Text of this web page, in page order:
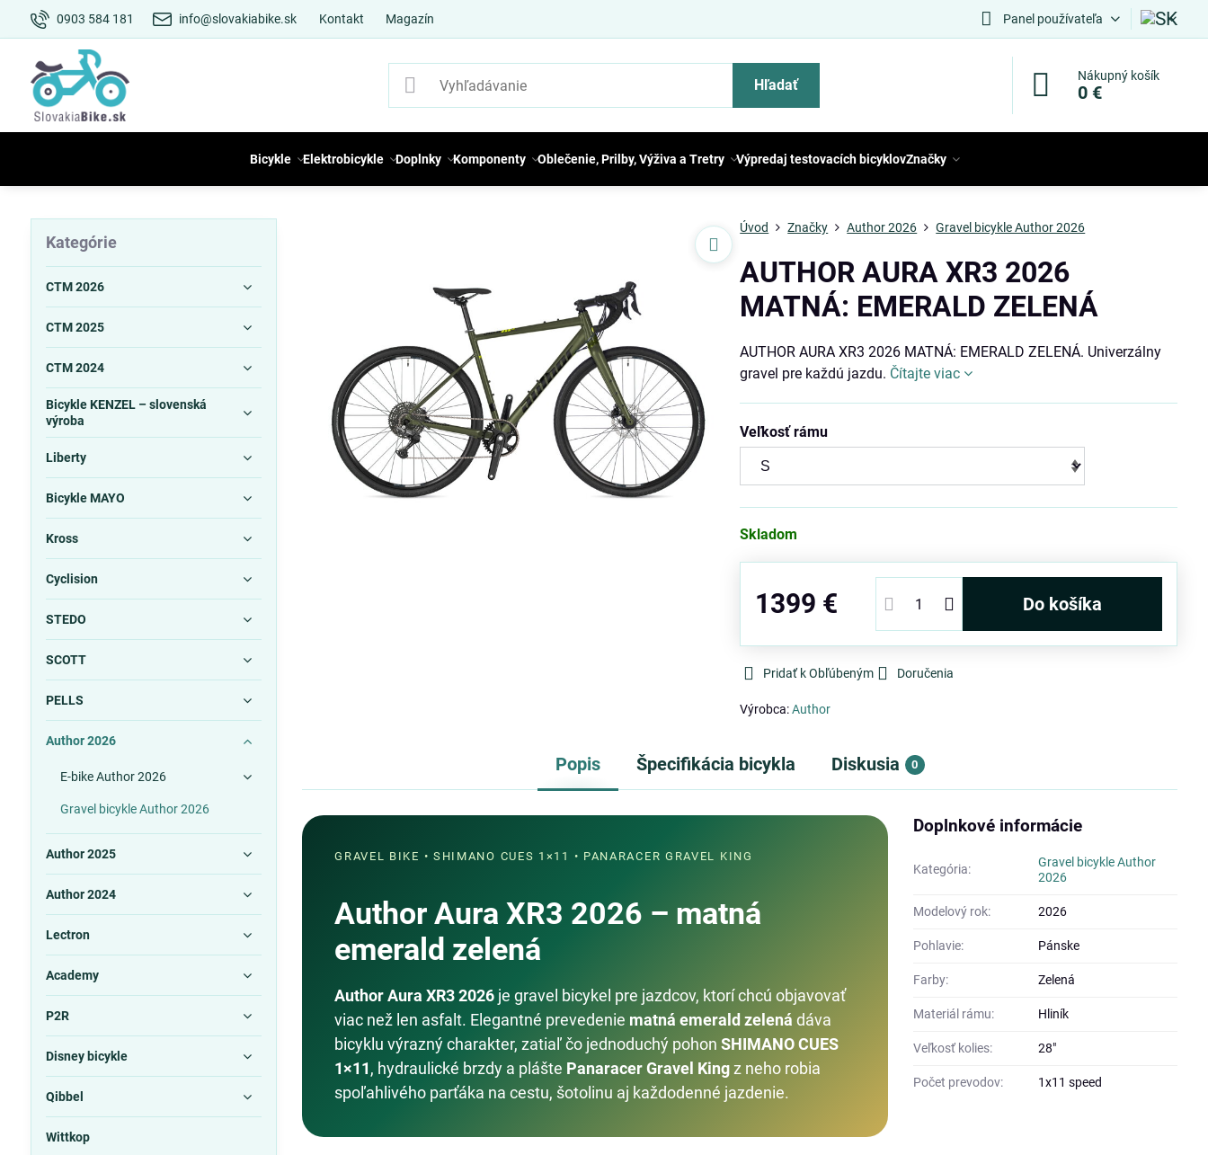
0903 584 181 info@slovakiabike.sk Kontakt Magazín Panel používateľa
Hľadať
Nákupný košík
0 €
Bicykle Elektrobicykle Doplnky Komponenty Oblečenie, Prilby, Výživa a Tretry Výpredaj testovacích bicyklovZnačky
Úvod Značky Author 2026 Gravel bicykle Author 2026
AUTHOR AURA XR3 2026
MATNÁ: EMERALD ZELENÁ
AUTHOR AURA XR3 2026 MATNÁ: EMERALD ZELENÁ. Univerzálny
gravel pre každú jazdu. Čítajte viac
Veľkosť rámu
Skladom
1399 € Do košíka
Pridať k Obľúbeným Doručenia
Výrobca:Author
Popis Špecifikácia bicykla Diskusia 0
GRAVEL BIKE • SHIMANO CUES 1×11 • PANARACER GRAVEL KING
Author Aura XR3 2026 – matná
emerald zelená
Author Aura XR3 2026 je gravel bicykel pre jazdcov, ktorí chcú objavovať
viac než len asfalt. Elegantné prevedenie matná emerald zelená dáva
bicyklu výrazný charakter, zatiaľ čo jednoduchý pohonSHIMANO CUES
1×11, hydraulické brzdy a plášte Panaracer Gravel Kingz neho robia
spoľahlivého parťáka na cestu, šotolinu aj každodenné jazdenie.
Doplnkové informácie
Kategória:
Gravel bicykle Author
2026
Modelový rok: 2026
Pohlavie: Pánske
Farby: Zelená
Materiál rámu: Hliník
Veľkosť kolies: 28"
Počet prevodov: 1x11 speed
Kategórie
CTM 2026
CTM 2025
CTM 2024
Bicykle KENZEL – slovenská
výroba
Liberty
Bicykle MAYO
Kross
Cyclision
STEDO
SCOTT
PELLS
Author 2026
E-bike Author 2026
Gravel bicykle Author 2026
Author 2025
Author 2024
Lectron
Academy
P2R
Disney bicykle
Qibbel
Wittkop